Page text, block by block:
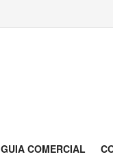
GUIA COMERCIAL